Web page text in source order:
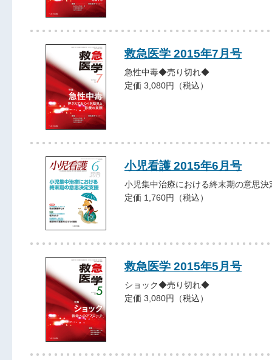
救急医学 2015年7月号
急性中毒◆売り切れ◆
定価 3,080円（税込）
小児看護 2015年6月号
小児集中治療における終末期の意思
定価 1,760円（税込）
救急医学 2015年5月号
ショック◆売り切れ◆
定価 3,080円（税込）